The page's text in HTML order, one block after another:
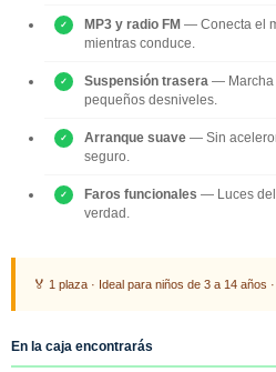
MP3 y radio FM — Conecta el
mientras conduce.
Suspensión trasera — Marcha
pequeños desniveles.
Arranque suave — Sin
seguro.
Faros funcionales — Luces
verdad.
🏅 1 plaza · Ideal para niños de 3 a 14 años
En la caja encontrarás